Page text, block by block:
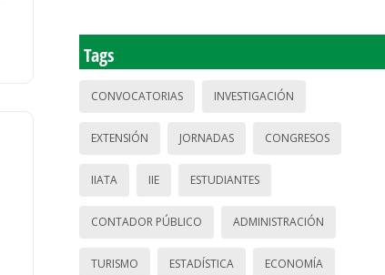
Tags
CONVOCATORIAS INVESTIGACIÓN
EXTENSIÓN JORNADAS CONGRESOS
IIATA IIE ESTUDIANTES
CONTADOR PÚBLICO ADMINISTRACIÓN
TURISMO ESTADÍSTICA ECONOMÍA